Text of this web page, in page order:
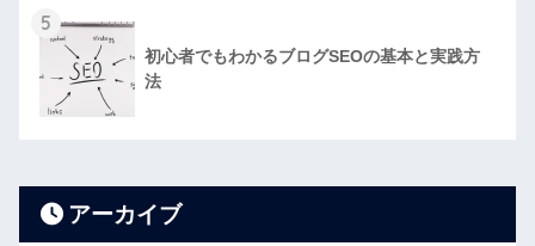
5
初心者でもわかるブログSEOの基本と実践方
法
アーカイブ